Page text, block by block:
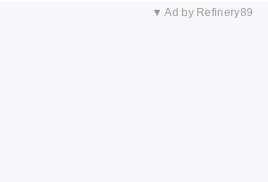
▼ Ad by Refinery89